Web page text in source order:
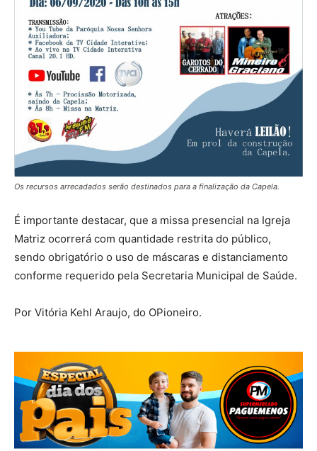
Os recursos arrecadados serão destinados para a finalização da Capela.
É importante destacar, que a missa presencial na Igreja
Matriz ocorrerá com quantidade restrita do público,
sendo obrigatório o uso de máscaras e distanciamento
conforme requerido pela Secretaria Municipal de Saúde.
Por Vitória Kehl Araujo, do OPioneiro.